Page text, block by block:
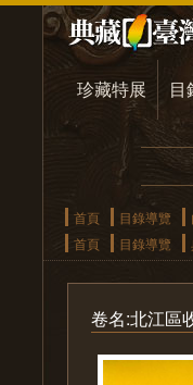
珍藏特展 目
首頁 目錄導覽
首頁
目錄導覽
卷名:北江區